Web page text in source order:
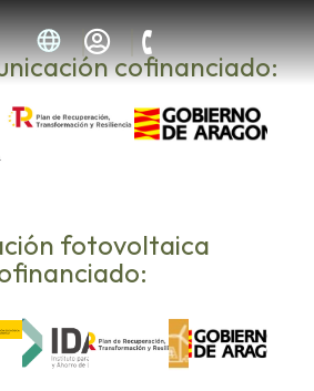
cofinanciado:
fotovoltaica